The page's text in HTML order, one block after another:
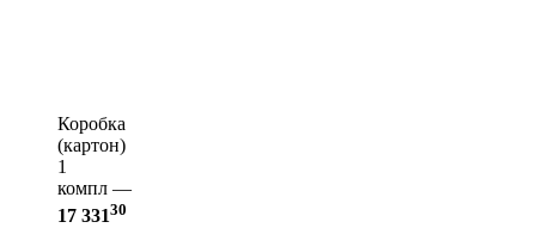
Коробка
(картон)
1
компл —
17 33130